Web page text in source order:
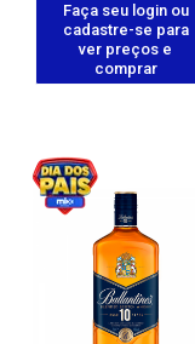
Faça seu login ou
cadastre-se para
ver preços e
comprar